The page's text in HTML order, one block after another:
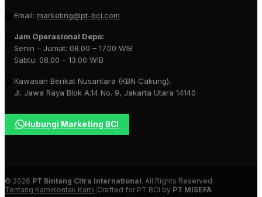
Email: marketing@pt-bci.com
Jam Operasional Depo:
Senin – Jumat: 08.00 – 17.00 WIB
Sabtu: 08.00 – 13.00 WIB
Kawasan Berikat Nusantara (KBN Cakung),
Jl. Jawa Raya Blok A.14 No. 9, Jakarta Utara 14140
Hubungi Marketing BCI
© 2026 PT Bintang Citra International. All Rights Reserved.
Tentang KamiKontak Kami Crafted for PT BCI by PT MISEFA